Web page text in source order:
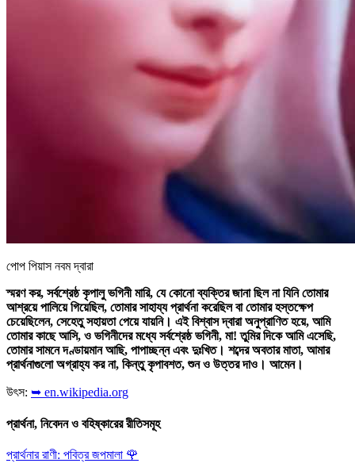
পোপ পিয়াস নবম দ্বারা
স্মরণ কর, সর্বশ্রেষ্ঠ কৃপালু ভগিনী মারি, যে কোনো ব্যক্তির জানা ছিল না যিনি তোমার
আশ্রয়ে পালিয়ে গিয়েছিল, তোমার সাহায্য প্রার্থনা করেছিল বা তোমার হস্তক্ষেপ
চেয়েছিলেন, সেহেতু সহায়তা পেয়ে যায়নি। এই বিশ্বাস দ্বারা অনুপ্রাণিত হয়ে, আমি
তোমার কাছে আসি, ও ভগিনীদের মধ্যে সর্বশ্রেষ্ঠ ভগিনী, মা! তুমির দিকে আমি এসেছি,
তোমার সামনে দণ্ডায়মান আছি, পাপাচ্ছন্ন এবং দুঃখিত। শব্দের অবতার মাতা, আমার
প্রার্থনাগুলো অগ্রাহ্য কর না, কিন্তু কৃপাবশত, শুন ও উত্তর দাও। আমেন।
উৎস: ➥ en.wikipedia.org
প্রার্থনা, নিবেদন ও বহিষ্কারের রীতিসমূহ
প্রার্থনার রাণী: পবিত্র জপমালা 🌹